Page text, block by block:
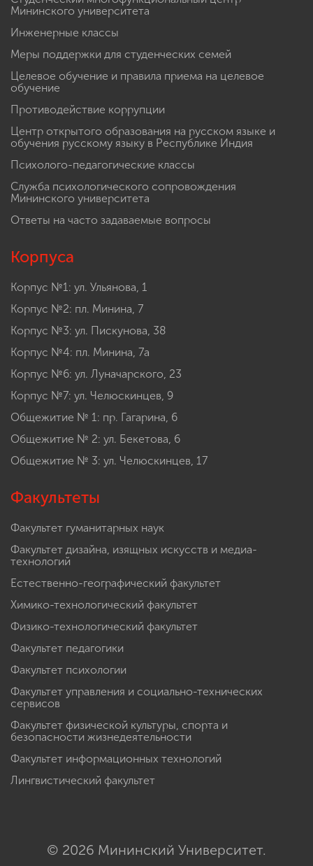
Мининского университета
Инженерные классы
Меры поддержки для студенческих семей
Целевое обучение и правила приема на целевое
обучение
Противодействие коррупции
Центр открытого образования на русском языке и
обучения русскому языку в Республике Индия
Психолого-педагогические классы
Служба психологического сопровождения
Мининского университета
Ответы на часто задаваемые вопросы
Корпуса
Корпус №1: ул. Ульянова, 1
Корпус №2: пл. Минина, 7
Корпус №3: ул. Пискунова, 38
Корпус №4: пл. Минина, 7а
Корпус №6: ул. Луначарского, 23
Корпус №7: ул. Челюскинцев, 9
Общежитие № 1: пр. Гагарина, 6
Общежитие № 2: ул. Бекетова, 6
Общежитие № 3: ул. Челюскинцев, 17
Факультеты
Факультет гуманитарных наук
Факультет дизайна, изящных искусств и медиа-
технологий
Естественно-географический факультет
Химико-технологический факультет
Физико-технологический факультет
Факультет педагогики
Факультет психологии
Факультет управления и социально-технических
сервисов
Факультет физической культуры, спорта и
безопасности жизнедеятельности
Факультет информационных технологий
Лингвистический факультет
© 2026 Мининский Университет.